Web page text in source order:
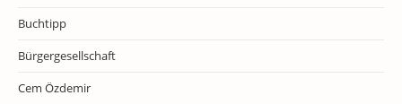
Buchtipp
Bürgergesellschaft
Cem Özdemir